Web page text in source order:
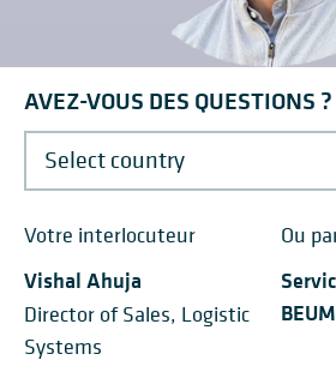
AVEZ-VOUS DES QUESTIONS ?
Votre interlocuteur
Vishal Ahuja
Director of Sales, Logistic
Systems
Ou